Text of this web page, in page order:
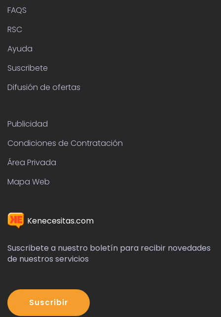
FAQS
RSC
Ayuda
Suscribete
Difusión de ofertas
Publicidad
Condiciones de Contratación
Área Privada
Mapa Web
Kenecesitas.com
Suscribete a nuestro boletín para recibir novedades
de nuestros servicios
Suscribir